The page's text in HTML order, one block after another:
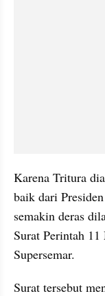
Karena Tritura
baik dari
semakin deras
Surat Perintah
Supersemar.
Surat tersebut